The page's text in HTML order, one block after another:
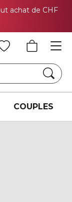
achat de CHF
COUPLES